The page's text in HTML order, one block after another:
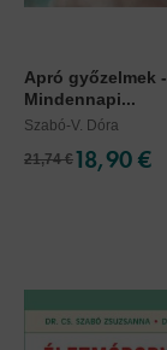
Apró győzelmek -
Mindennapi...
Szabó-V. Dóra
21,74 €18,90 €